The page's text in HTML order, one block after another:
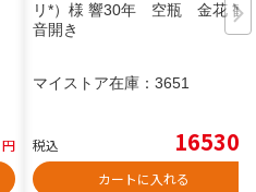
円
リ*）様 響30年 空瓶 金花 観
音開き
マイストア在庫： 3651
税込 16530
カートに入れる